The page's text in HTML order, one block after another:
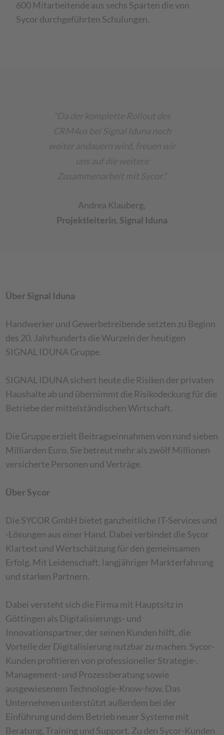
600 Mitarbeitende aus sechs Sparten die von
Sycor durchgeführten Schulungen.
"Da der komplette Rollout des
CRM4us bei Signal Iduna noch
weiter andauern wird, freuen wir
uns auf die weitere
Zusammenarbeit mit Sycor."
Andrea Klauberg,
Projektleiterin, Signal Iduna
Über Signal Iduna
Handwerker und Gewerbetreibende setzten zu Beginn
des 20. Jahrhunderts die Wurzeln der heutigen
SIGNAL IDUNA Gruppe.
SIGNAL IDUNA sichert heute die Risiken der privaten
Haushalte ab und übernimmt die Risikodeckung für die
Betriebe der mittelständischen Wirtschaft.
Die Gruppe erzielt Beitragseinnahmen von rund sieben
Milliarden Euro. Sie betreut mehr als zwölf Millionen
versicherte Personen und Verträge.
Über Sycor
Die SYCOR GmbH bietet ganzheitliche IT-Services und
-Lösungen aus einer Hand. Dabei verbindet die Sycor
Klartext und Wertschätzung für den gemeinsamen
Erfolg. Mit Leidenschaft, langjähriger Markterfahrung
und starken Partnern.
Dabei versteht sich die Firma mit Hauptsitz in
Göttingen als Digitalisierungs- und
Innovationspartner, der seinen Kunden hilft, die
Vorteile der Digitalisierung nutzbar zu machen. Sycor-
Kunden profitieren von professioneller Strategie-,
Management- und Prozessberatung sowie
ausgewiesenem Technologie-Know-how. Das
Unternehmen unterstützt außerdem bei der
Einführung und dem Betrieb neuer Systeme mit
Beratung, Training und Support. Zu den Sycor-Kunden